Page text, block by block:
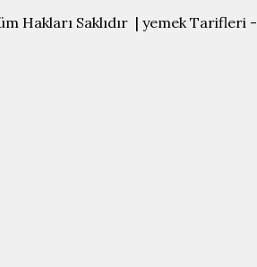
Hakları Saklıdır | yemek Tarifleri -